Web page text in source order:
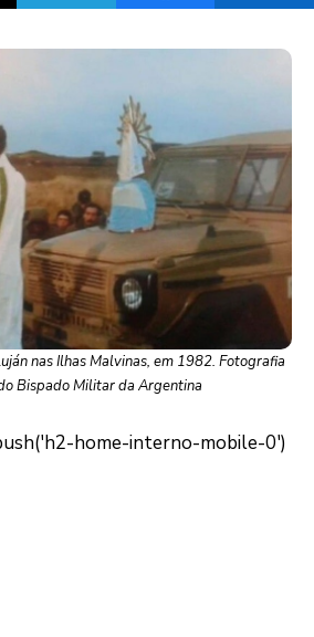
nas Ilhas Malvinas, em 1982. Fotografia
Bispado Militar da Argentina